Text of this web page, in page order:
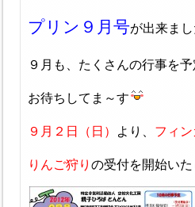
プリン９月号が出来ま
９月も、たくさんの行事を
お待ちしてま～す
９月２日（日） より、 フィ
りんご狩り の受付を開始い